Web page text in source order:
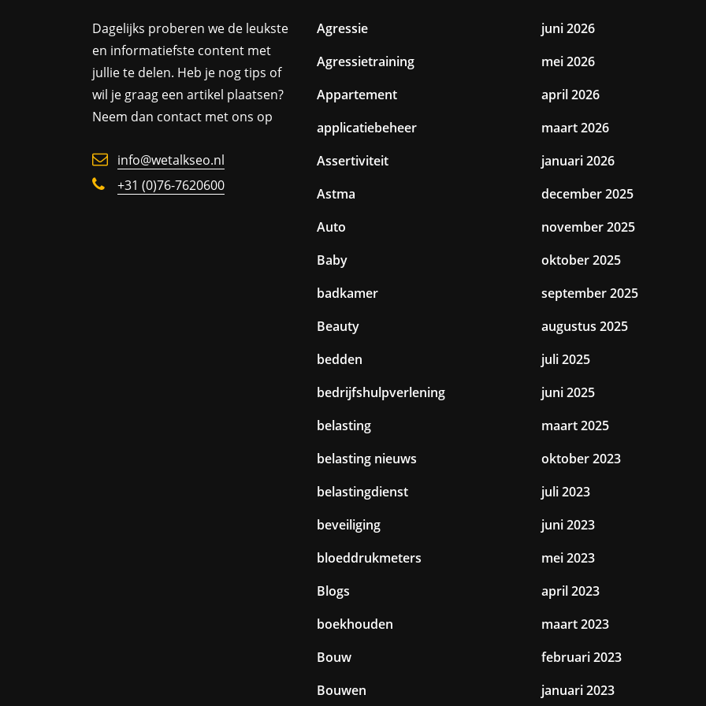
Dagelijks proberen we de leukste
en informatiefste content met
jullie te delen. Heb je nog tips of
wil je graag een artikel plaatsen?
Neem dan contact met ons op
info@wetalkseo.nl
+31 (0)76-7620600
Agressie
Agressietraining
Appartement
applicatiebeheer
Assertiviteit
Astma
Auto
Baby
badkamer
Beauty
bedden
bedrijfshulpverlening
belasting
belasting nieuws
belastingdienst
beveiliging
bloeddrukmeters
Blogs
boekhouden
Bouw
Bouwen
juni 2026
mei 2026
april 2026
maart 2026
januari 2026
december 2025
november 2025
oktober 2025
september 2025
augustus 2025
juli 2025
juni 2025
maart 2025
oktober 2023
juli 2023
juni 2023
mei 2023
april 2023
maart 2023
februari 2023
januari 2023